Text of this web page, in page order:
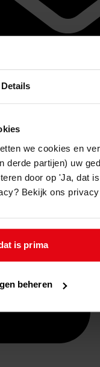
Details
we cookies en
derde partijen) uw
door op 'Ja, dat
Bekijk ons
is prima
beheren